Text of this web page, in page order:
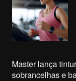
Master lança
sobrancelhas e